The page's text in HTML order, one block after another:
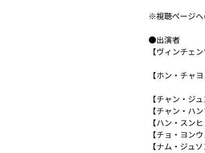
※視聴ページへ
●出演者
【ヴィンチェ
【ホン・チャ
【チャン・ジ
【チャン・ハ
【ハン・スン
【チョ・ヨン
【ナム・ジュ